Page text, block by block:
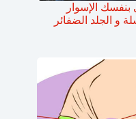
بنفسك الإسوار
و الجلد الضفائر